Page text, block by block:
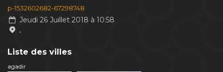
p-1532602682-67298748
Jeudi 26 Juillet 2018 à 10:58
,
Liste des villes
agadir